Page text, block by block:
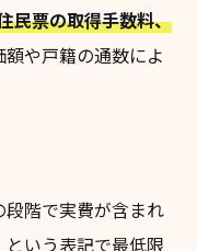
民票の取得手数料、
や戸籍の通数によ
階で実費が含まれ
いう表記で最低限